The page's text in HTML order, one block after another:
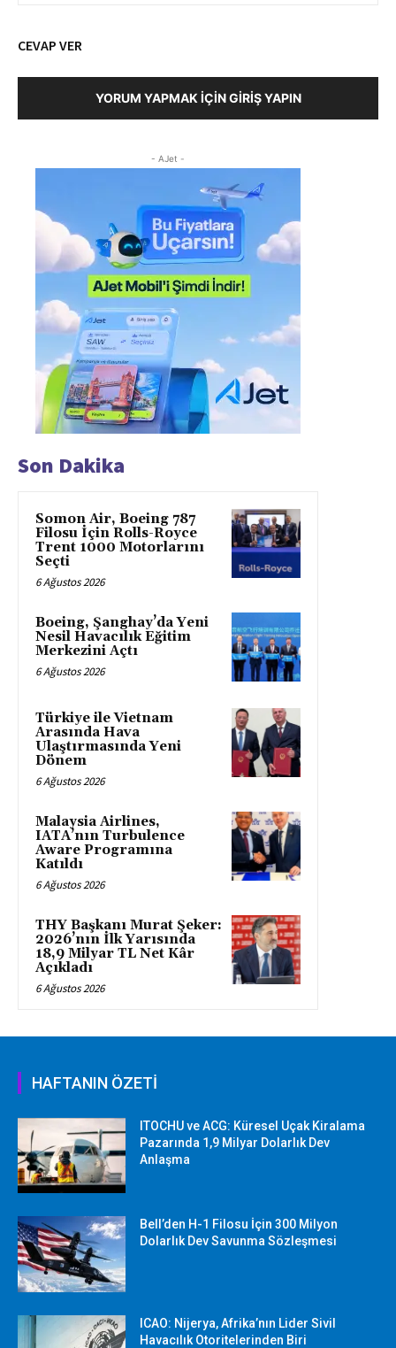
CEVAP VER
YORUM YAPMAK İÇIN GIRIŞ YAPIN
- AJet -
Son Dakika
Somon Air, Boeing 787
Filosu İçin Rolls-Royce
Trent 1000 Motorlarını
Seçti
6 Ağustos 2026
Boeing, Şanghay’da Yeni
Nesil Havacılık Eğitim
Merkezini Açtı
6 Ağustos 2026
Türkiye ile Vietnam
Arasında Hava
Ulaştırmasında Yeni
Dönem
6 Ağustos 2026
Malaysia Airlines,
IATA’nın Turbulence
Aware Programına
Katıldı
6 Ağustos 2026
THY Başkanı Murat Şeker:
2026’nın İlk Yarısında
18,9 Milyar TL Net Kâr
Açıkladı
6 Ağustos 2026
HAFTANIN ÖZETİ
ITOCHU ve ACG: Küresel Uçak Kiralama
Pazarında 1,9 Milyar Dolarlık Dev
Anlaşma
Bell’den H-1 Filosu İçin 300 Milyon
Dolarlık Dev Savunma Sözleşmesi
ICAO: Nijerya, Afrika’nın Lider Sivil
Havacılık Otoritelerinden Biri